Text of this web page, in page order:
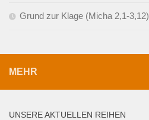
Grund zur Klage (Micha 2,1-3,12)
MEHR
UNSERE AKTUELLEN REIHEN